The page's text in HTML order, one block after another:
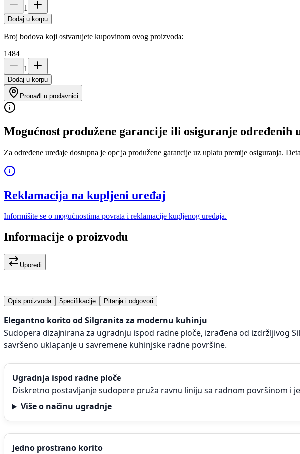
1
Dodaj u korpu
Broj bodova koji ostvarujete kupovinom ovog proizvoda:
1484
1
Dodaj u korpu
Pronađi u prodavnici
Mogućnost produžene garancije ili osiguranje određenih
Za određene uređaje dostupna je opcija produžene garancije uz uplatu premije osiguranja.
Reklamacija na kupljeni uređaj
Informišite se o mogućnostima povrata i reklamacije kupljenog uređaja.
Informacije o proizvodu
Uporedi
Opis proizvoda Specifikacije Pitanja i odgovori
Elegantno korito od Silgranita za modernu kuhinju
Sudopera dizajnirana za ugradnju ispod radne ploče, izrađena od izdržljivog
savršeno uklapanje u savremene kuhinjske radne površine.
Ugradnja ispod radne ploče
Diskretno postavljanje sudopere pruža ravnu liniju sa radnom površinom i
Više o načinu ugradnje
Jedno prostrano korito